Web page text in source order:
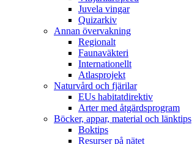
Juvela vingar
Quizarkiv
Annan övervakning
Regionalt
Faunaväkteri
Internationellt
Atlasprojekt
Naturvård och fjärilar
EUs habitatdirektiv
Arter med åtgärdsprogram
Böcker, appar, material och länktips
Boktips
Resurser på nätet